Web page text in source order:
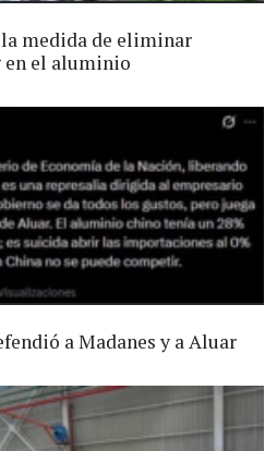
medida de eliminar
en el aluminio
a Madanes y a Aluar